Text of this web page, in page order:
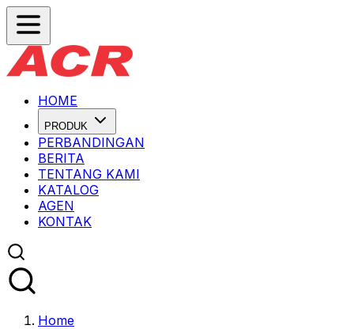
HOME
PRODUK
PERBANDINGAN
BERITA
TENTANG KAMI
KATALOG
AGEN
KONTAK
Home